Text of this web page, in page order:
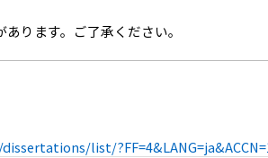
ります。ご了承ください。
list/